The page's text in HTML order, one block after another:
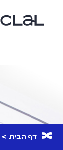
דף הבית